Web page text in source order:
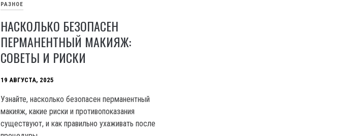
РАЗНОЕ
НАСКОЛЬКО БЕЗОПАСЕН
ПЕРМАНЕНТНЫЙ МАКИЯЖ:
СОВЕТЫ И РИСКИ
19 АВГУСТА, 2025
Узнайте, насколько безопасен перманентный
макияж, какие риски и противопоказания
существуют, и как правильно ухаживать после